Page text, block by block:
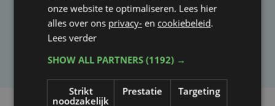
artikel?
onze website te optimaliseren. Lees hier
alles over ons privacy- en cookiebeleid.
Lees verder
SHOW ALL PARTNERS(1192) →
Strikt
noodzakelijk
Prestatie Targeting